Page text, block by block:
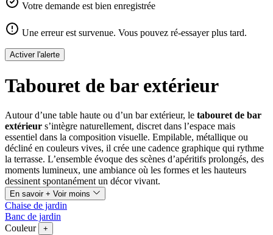
Votre demande est bien enregistrée
Une erreur est survenue. Vous pouvez ré-essayer plus tard.
Activer l'alerte
Tabouret de bar extérieur
Autour d’une table haute ou d’un bar extérieur, le tabouret de bar
extérieur s’intègre naturellement, discret dans l’espace mais
essentiel dans la composition visuelle. Empilable, métallique ou
décliné en couleurs vives, il crée une cadence graphique qui rythme
la terrasse. L’ensemble évoque des scènes d’apéritifs prolongés, des
moments lumineux, une ambiance où les formes et les hauteurs
dessinent spontanément un décor vivant.
En savoir + Voir moins
Chaise de jardin
Banc de jardin
Couleur
+